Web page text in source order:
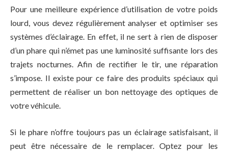
Pour une meilleure expérience d’utilisation de votre poids
lourd, vous devez régulièrement analyser et optimiser ses
systèmes d’éclairage. En effet, il ne sert à rien de disposer
d’un phare qui n’émet pas une luminosité suffisante lors des
trajets nocturnes. Afin de rectifier le tir, une réparation
s’impose. Il existe pour ce faire des produits spéciaux qui
permettent de réaliser un bon nettoyage des optiques de
votre véhicule.
Si le phare n’offre toujours pas un éclairage satisfaisant, il
peut être nécessaire de le remplacer. Optez pour les